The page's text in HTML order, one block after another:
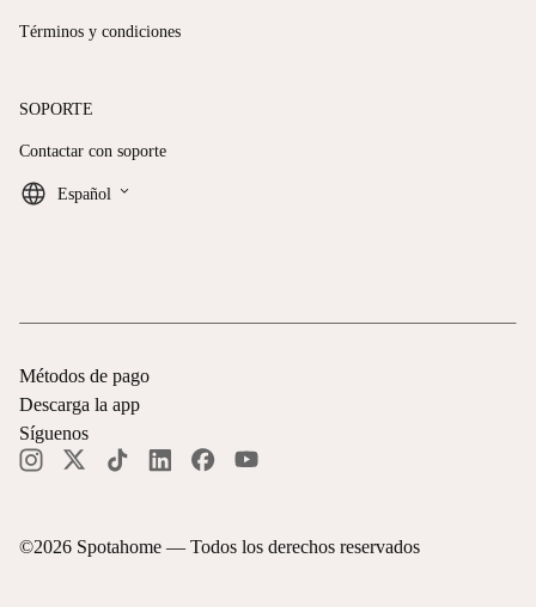
Términos y condiciones
SOPORTE
Contactar con soporte
Español keyboard_arrow_down
©2026 Spotahome — Todos los derechos reservados
Métodos de pago
Descarga la app
Síguenos